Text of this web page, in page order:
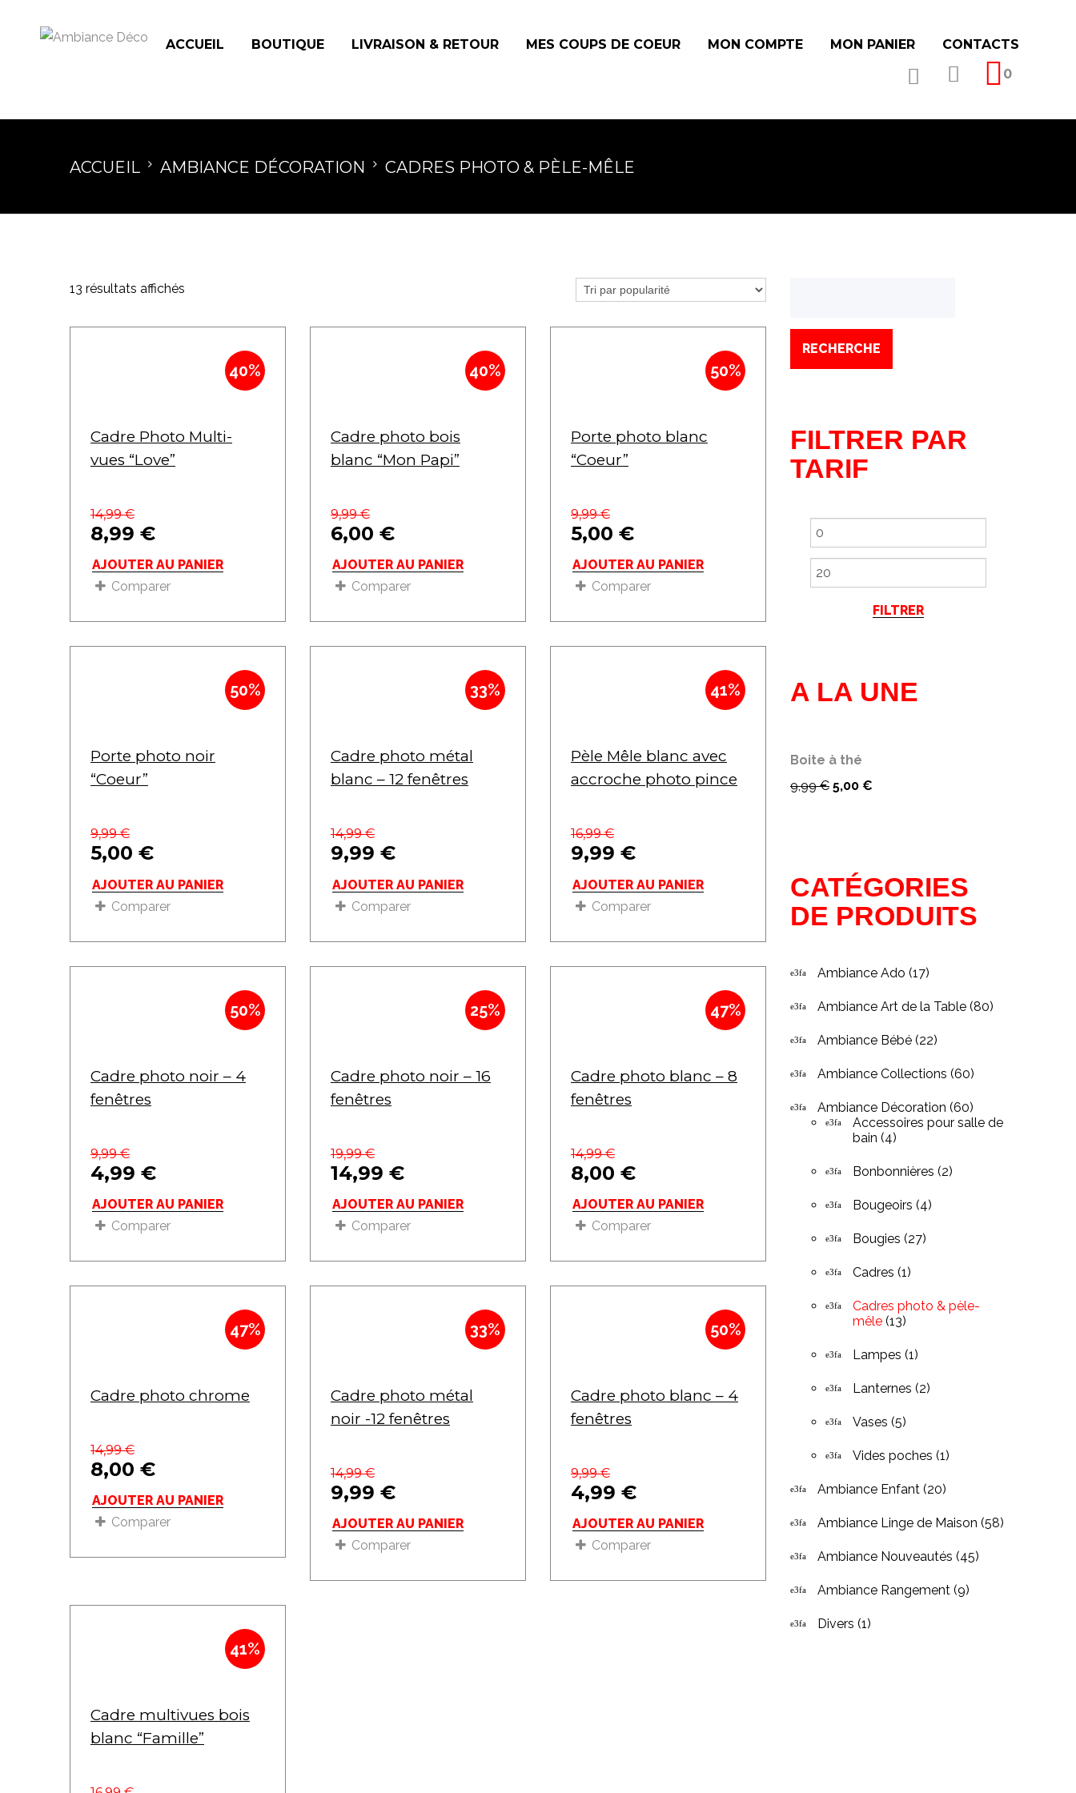
ACCUEIL BOUTIQUE LIVRAISON & RETOUR MES COUPS DE COEUR MON COMPTE MON PANIER
CONTACTS
0
ACCUEIL AMBIANCE DÉCORATION CADRES PHOTO & PÈLE-MÊLE
13 résultats affichés
40%
Cadre Photo Multi-
vues “Love”
14,99€
8,99 €
AJOUTER AU PANIER
Comparer
40%
Cadre photo bois
blanc “Mon Papi”
9,99€
6,00 €
AJOUTER AU PANIER
Comparer
50%
Porte photo blanc
“Coeur”
9,99€
5,00 €
AJOUTER AU PANIER
Comparer
50%
Porte photo noir
“Coeur”
9,99€
5,00 €
AJOUTER AU PANIER
Comparer
33%
Cadre photo métal
blanc – 12 fenêtres
14,99€
9,99 €
AJOUTER AU PANIER
Comparer
41%
Pèle Mêle blanc avec
accroche photo pince
16,99€
9,99 €
AJOUTER AU PANIER
Comparer
50%
Cadre photo noir – 4
fenêtres
9,99€
4,99 €
AJOUTER AU PANIER
Comparer
25%
Cadre photo noir – 16
fenêtres
19,99€
14,99 €
AJOUTER AU PANIER
Comparer
47%
Cadre photo blanc – 8
fenêtres
14,99€
8,00 €
AJOUTER AU PANIER
Comparer
47%
Cadre photo chrome
14,99€
8,00 €
AJOUTER AU PANIER
Comparer
33%
Cadre photo métal
noir -12 fenêtres
14,99€
9,99 €
AJOUTER AU PANIER
Comparer
50%
Cadre photo blanc – 4
fenêtres
9,99€
4,99 €
AJOUTER AU PANIER
Comparer
41%
Cadre multivues bois
blanc “Famille”
FILTRER PAR
TARIF
FILTRER
A LA UNE
Boite à thé
9,99€ 5,00 €
CATÉGORIES
DE PRODUITS
Ambiance Ado (17)
Ambiance Art de la Table (80)
Ambiance Bébé (22)
Ambiance Collections (60)
Ambiance Décoration (60)
Accessoires pour salle de
bain (4)
Bonbonnières (2)
Bougeoirs (4)
Bougies (27)
Cadres (1)
Cadres photo & pèle-
mêle (13)
Lampes (1)
Lanternes (2)
Vases (5)
Vides poches (1)
Ambiance Enfant (20)
Ambiance Linge de Maison (58)
Ambiance Nouveautés (45)
Ambiance Rangement (9)
Divers (1)